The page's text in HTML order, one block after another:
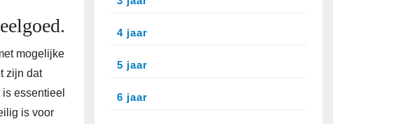
mogelijke
zijn dat
essentieel
is voor
4 jaar
5 jaar
6 jaar